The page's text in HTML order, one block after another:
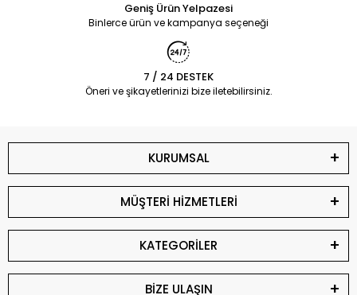
Geniş Ürün Yelpazesi
Binlerce ürün ve kampanya seçeneği
7 / 24 DESTEK
Öneri ve şikayetlerinizi bize iletebilirsiniz.
KURUMSAL
MÜŞTERİ HİZMETLERİ
KATEGORİLER
BİZE ULAŞIN